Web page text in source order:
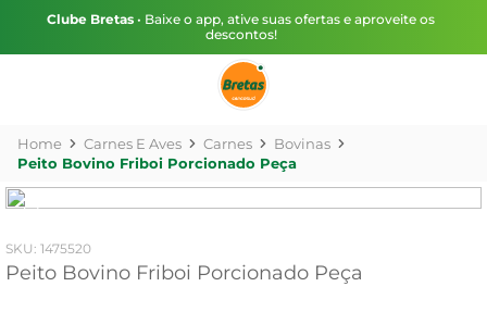
Clube Bretas • Baixe o app, ative suas ofertas e aproveite os
descontos!
Carnes E Aves Carnes
Bovinas
Peito Bovino Friboi Porcionado Peça
: 1475520
Peito Bovino Friboi Porcionado Peça